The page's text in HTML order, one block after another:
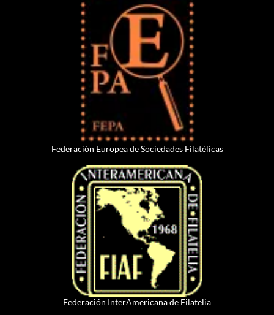
Federación Europea de Sociedades Filatélicas
Federación InterAmericana de Filatelia